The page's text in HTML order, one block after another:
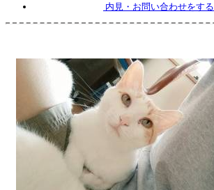
内見 ・お問い合わせをする